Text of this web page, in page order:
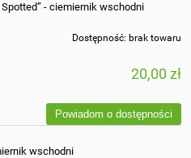
- ciemiernik wschodni
Dostępność: brak towaru
20,00 zł
Powiadom o dostępności
wschodni